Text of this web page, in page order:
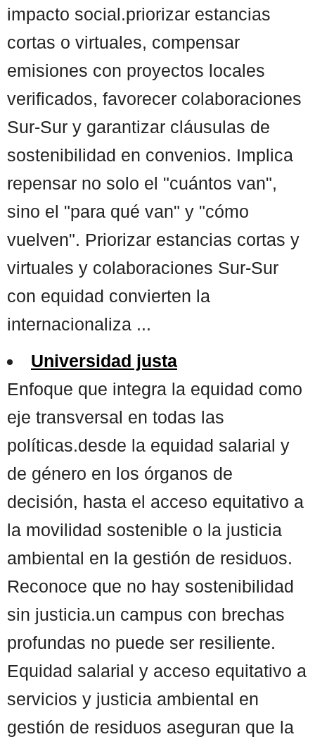
impacto social.priorizar estancias
cortas o virtuales, compensar
emisiones con proyectos locales
verificados, favorecer colaboraciones
Sur-Sur y garantizar cláusulas de
sostenibilidad en convenios. Implica
repensar no solo el "cuántos van",
sino el "para qué van" y "cómo
vuelven". Priorizar estancias cortas y
virtuales y colaboraciones Sur-Sur
con equidad convierten la
internacionaliza ...
Universidad justa
Enfoque que integra la equidad como
eje transversal en todas las
políticas.desde la equidad salarial y
de género en los órganos de
decisión, hasta el acceso equitativo a
la movilidad sostenible o la justicia
ambiental en la gestión de residuos.
Reconoce que no hay sostenibilidad
sin justicia.un campus con brechas
profundas no puede ser resiliente.
Equidad salarial y acceso equitativo a
servicios y justicia ambiental en
gestión de residuos aseguran que la